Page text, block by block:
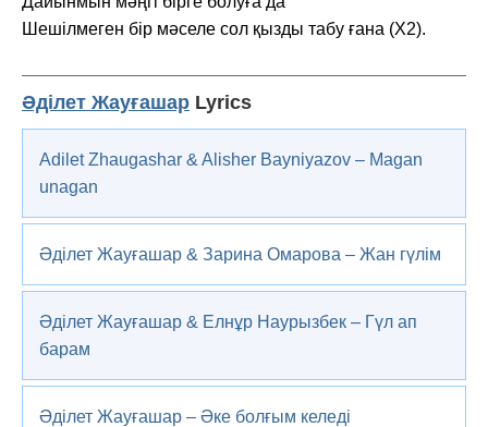
Шешілмеген бір мәселе сол қызды табу ғана (X2).
Әділет Жауғашар Lyrics
Adilet Zhaugashar & Alisher Bayniyazov – Magan
unagan
Әділет Жауғашар & Зарина Омарова – Жан гүлім
Әділет Жауғашар & Елнұр Наурызбек – Гүл ап
барам
Әділет Жауғашар – Әке болғым келеді